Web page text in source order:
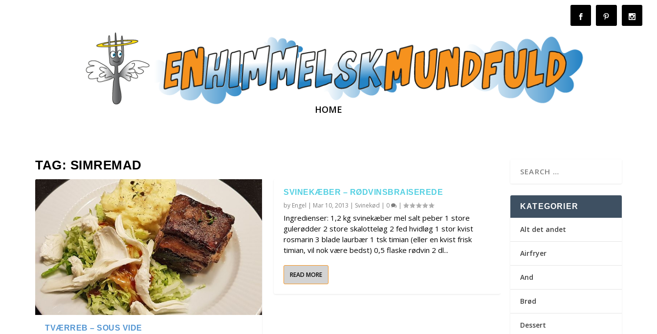
HOME
TAG: SIMREMAD
TVÆRREB – SOUS VIDE
SVINEKÆBER – RØDVINSBRAISEREDE
by Engel | Mar 10, 2013 | Svinekød | 0 |
Ingredienser: 1,2 kg svinekæber mel salt peber 1 store
gulerødder 2 store skalotteløg 2 fed hvidløg 1 stor kvist
rosmarin 3 blade laurbær 1 tsk timian (eller en kvist frisk
timian, vil nok være bedst) 0,5 flaske rødvin 2 dl...
READ MORE
KATEGORIER
Alt det andet
Airfryer
And
Brød
Dessert